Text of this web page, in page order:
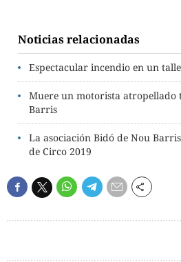
Noticias relacionadas
Espectacular incendio en un
Muere un motorista atropellado
Barris
La asociación Bidó de Nou
de Circo 2019